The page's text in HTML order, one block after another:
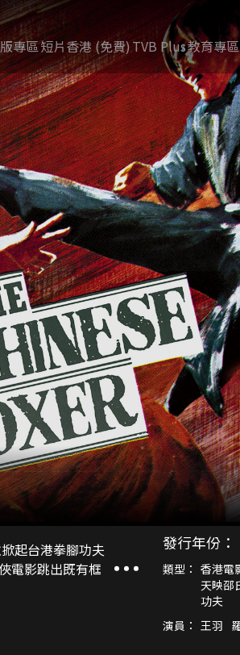
專區短片香港 (免費)TVB Plus教育專區
起台港拳腳功夫
電影跳出既有框
發行年份：
類型： 香港電
天映邵
功夫
演員： 王羽